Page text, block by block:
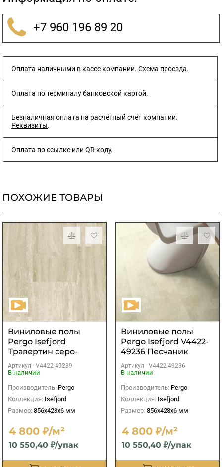
+7 960 196 89 20
Оплата наличными в кассе компании. Схема проезда.
Оплата по терминалу банковской картой.
Безналичная оплата на расчётный счёт компании.
Реквизиты.
Оплата по ссылке или QR коду.
ПОХОЖИЕ ТОВАРЫ
Виниловые полы
Pergo Isefjord
Травертин серо-
бежевый
Артикул - V4422-49239
В наличии
Производитель: Pergo
Коллекция: Isefjord
Размер: 856x428x6 мм
4 800 ₽/м²
10 550,40 ₽/упак
Виниловые полы
Pergo Isefjord V4422-
49236 Песчаник
бежевый
Артикул - V4422-49236
В наличии
Производитель: Pergo
Коллекция: Isefjord
Размер: 856x428x6 мм
4 800 ₽/м²
10 550,40 ₽/упак